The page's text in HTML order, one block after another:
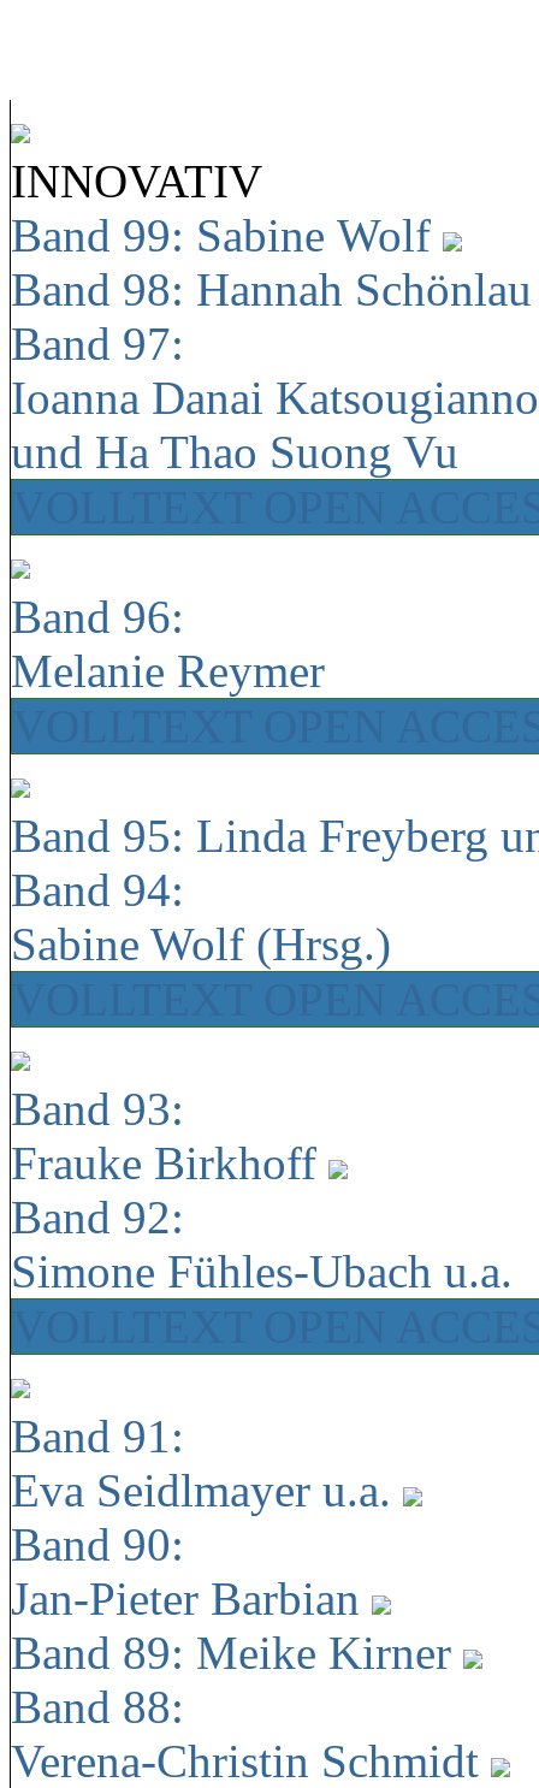
INNOVATIV
Band 99: Sabine Wolf
Band 98: Hannah
Band 97:
Ioanna Danai
und Ha Thao Suong Vu
Band 96:
Melanie Reymer
Band 95: Linda Freyberg
Band 94:
Sabine Wolf (Hrsg.)
Band 93:
Frauke Birkhoff
Band 92:
Simone Fühles-Ubach u.a.
Band 91:
Eva Seidlmayer u.a.
Band 90:
Jan-Pieter Barbian
Band 89: Meike Kirner
Band 88:
Verena-Christin Schmidt